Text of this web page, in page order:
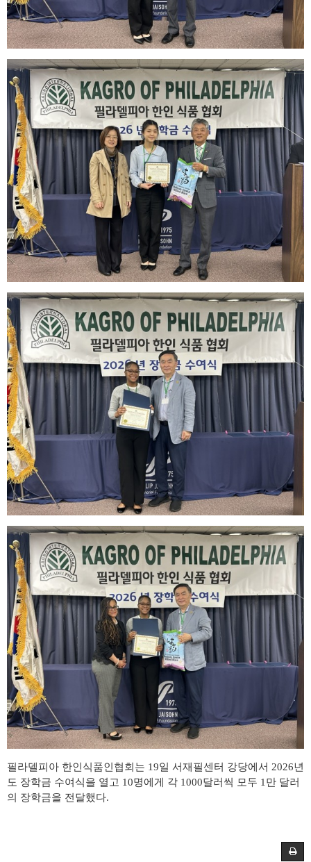
필라델피아 한인식품인협회는 19일 서재필센터 강당에서 2026년
도 장학금 수여식을 열고 10명에게 각 1000달러씩 모두 1 만 달러
의 장학금을 전달했다.